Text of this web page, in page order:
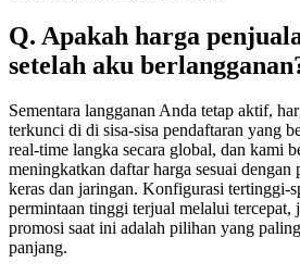
Q. Apakah harga
setelah aku
Sementara langganan Anda tetap aktif,
terkunci di di sisa-sisa pendaftaran yang
real-time langka secara global, dan kami
meningkatkan daftar harga sesuai dengan
keras dan jaringan. Konfigurasi tertinggi-
permintaan tinggi terjual melalui tercepat,
promosi saat ini adalah pilihan yang
panjang.